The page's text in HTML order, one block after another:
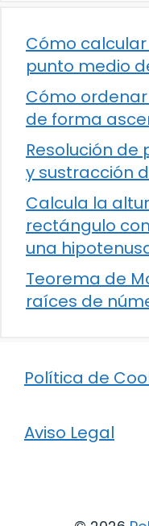
Cómo
punto medio
Cómo
de forma
Resolución
y sustracción
Calcula la
rectángulo
una
Teorema de
raíces de
Política de
Aviso Legal